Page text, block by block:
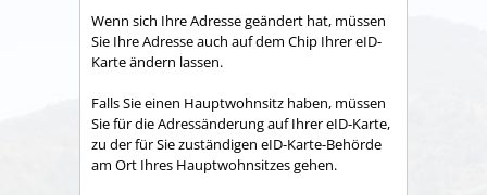
Wenn sich Ihre Adresse geändert hat, müssen
Sie Ihre Adresse auch auf dem Chip Ihrer eID-
Karte ändern lassen.
Falls Sie einen Hauptwohnsitz haben, müssen
Sie für die Adressänderung auf Ihrer eID-Karte,
zu der für Sie zuständigen eID-Karte-Behörde
am Ort Ihres Hauptwohnsitzes gehen.